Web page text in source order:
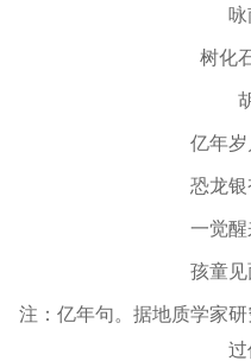
树化
亿年岁
恐龙银
一觉醒
孩童见
注：亿年句。据地质学家
过